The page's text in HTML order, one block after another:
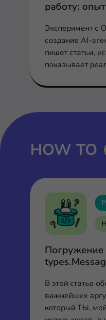
работу:
Эксперимент с
создание AI-
пишет статьи,
показывает
агентного ИИ.
HOW TO
Погружение
В этой статье
важнейших
который ТЫ,